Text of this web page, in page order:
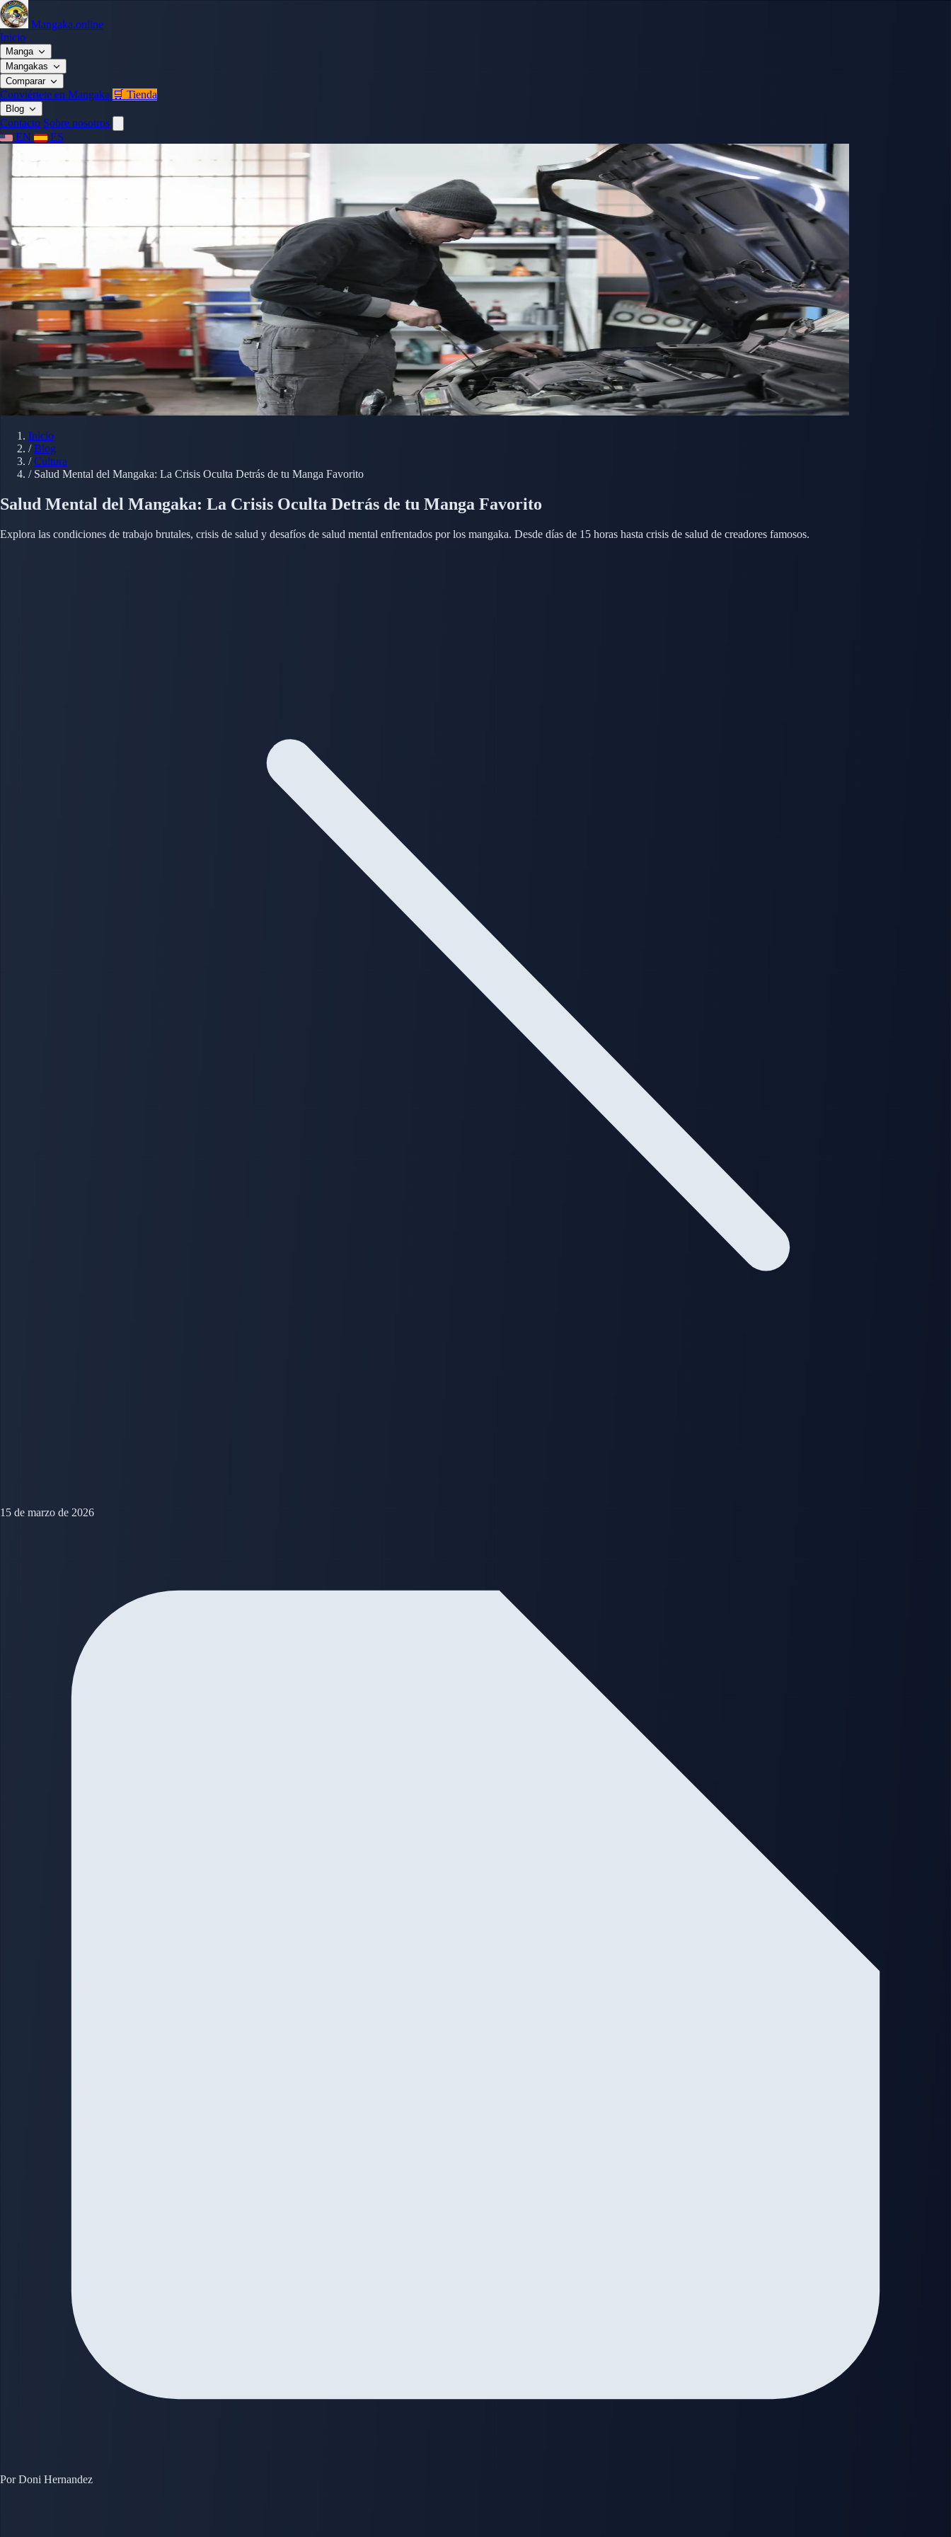
Mangaka.online
Inicio
Manga
Mangakas
Comparar
Conviértete en Mangaka 🛒 Tienda
Blog
Contacto Sobre nosotros
EN
ES
Inicio
/ Blog
/ Cultura
/ Salud Mental del Mangaka: La Crisis Oculta Detrás de tu Manga Favorito
Salud Mental del Mangaka: La Crisis Oculta Detrás de tu Manga Favorito
Explora las condiciones de trabajo brutales, crisis de salud y desafíos de salud mental enfrentados por los mangaka. Desde días de 15 horas hasta crisis de salud de creadores famosos.
15 de marzo de 2026
PorDoni Hernandez